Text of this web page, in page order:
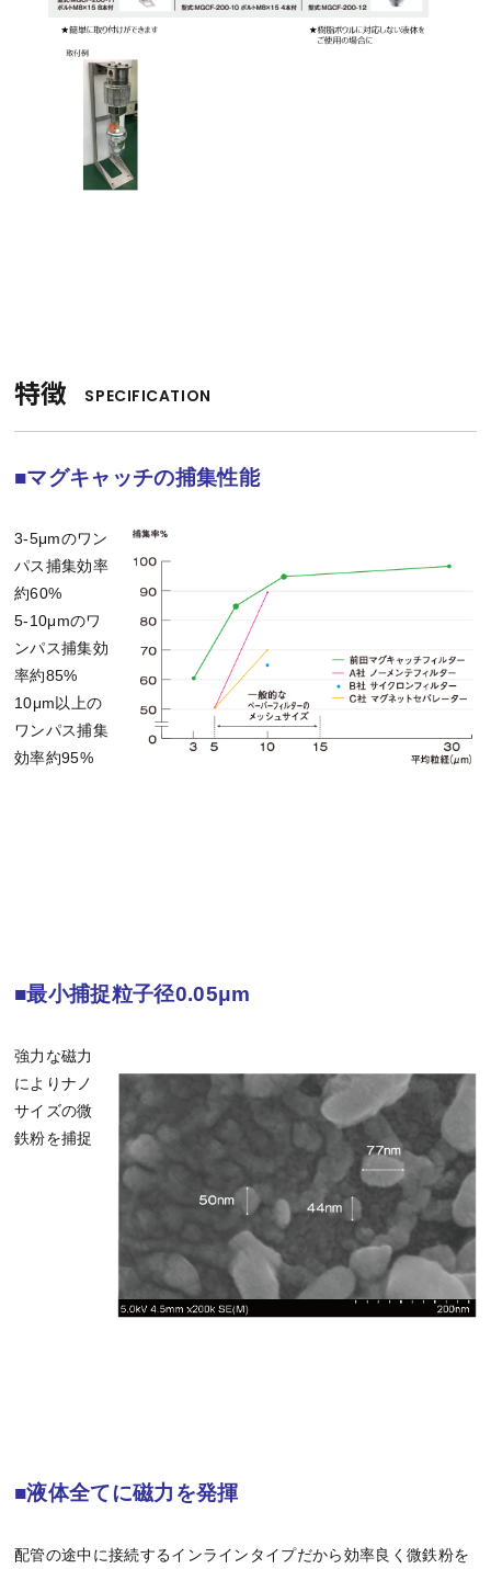
特徴 SPECIFICATION
■マグキャッチの捕集性能
3-5μmのワン
パス捕集効率
約60%
5-10μmのワ
ンパス捕集効
率約85%
10μm以上の
ワンパス捕集
効率約95%
■最小捕捉粒子径0.05μm
強力な磁力
によりナノ
サイズの微
鉄粉を捕捉
■液体全てに磁力を発揮
配管の途中に接続するインラインタイプだから効率良く微鉄粉を